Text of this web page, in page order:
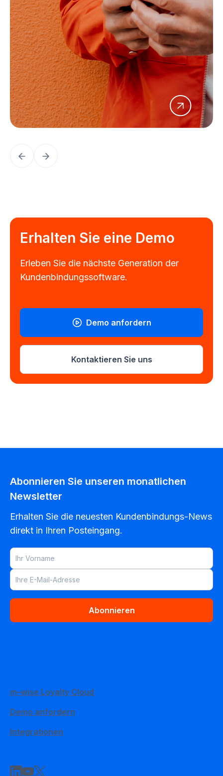
Erhalten Sie eine Demo
Erleben Sie die nächste Generation der
Kundenbindungssoftware.
Kontaktieren Sie uns
Demo anfordern
Abonnieren Sie unseren monatlichen
Newsletter
Erhalten Sie die neuesten Kundenbindungs-News
direkt in Ihren Posteingang.
Abonnieren
m–wise Loyalty Cloud
Demo anfordern
Integrationen